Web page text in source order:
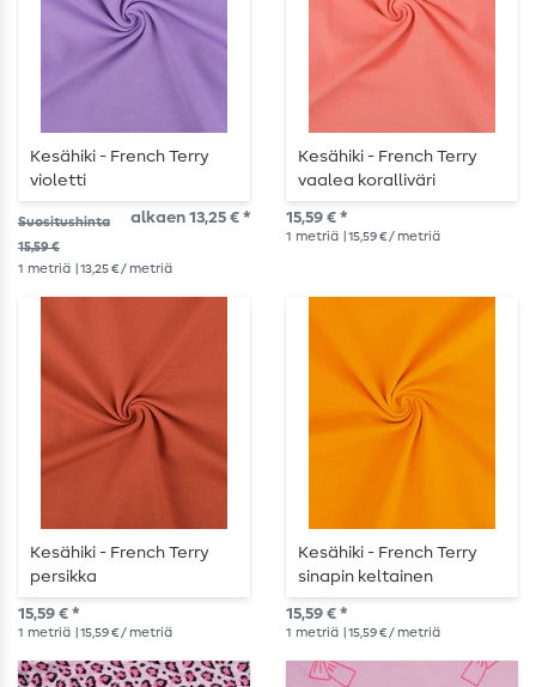
Kesähiki - French Terry
violetti
Suositushinta
15,59 €
alkaen 13,25 € *
1 metriä | 13,25 € / metriä
Kesähiki - French Terry
vaalea koralliväri
15,59 € *
1 metriä | 15,59 € / metriä
Kesähiki - French Terry
persikka
15,59 € *
1 metriä | 15,59 € / metriä
Kesähiki - French Terry
sinapin keltainen
15,59 € *
1 metriä | 15,59 € / metriä